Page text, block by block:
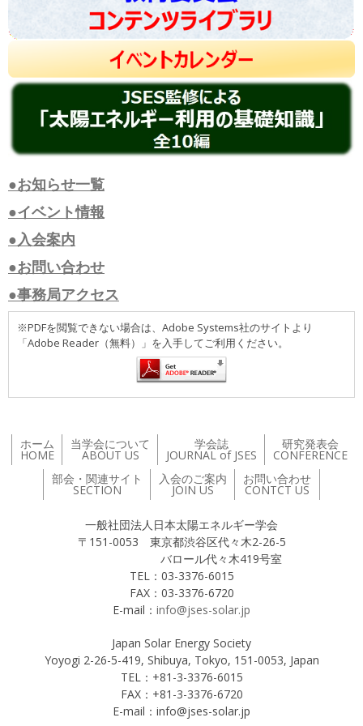
●お知らせ一覧
●イベント情報
●入会案内
●お問い合わせ
●事務局アクセス
※PDFを閲覧できない場合は、Adobe Systems社のサイトより
「Adobe Reader（無料）」を入手してご利用ください。
ホーム
HOME
当学会について
ABOUT US
学会誌
JOURNAL of JSES
研究発表会
CONFERENCE
部会・関連サイト
SECTION
入会のご案内
JOIN US
お問い合わせ
CONTCT US
一般社団法人日本太陽エネルギー学会
〒151-0053 東京都渋谷区代々木2-26-5
バロール代々木419号室
TEL：03-3376-6015
FAX：03-3376-6720
E-mail： info@jses-solar.jp
Japan Solar Energy Society
Yoyogi 2-26-5-419, Shibuya, Tokyo, 151-0053, Japan
TEL：+81-3-3376-6015
FAX：+81-3-3376-6720
E-mail：info@jses-solar.jp